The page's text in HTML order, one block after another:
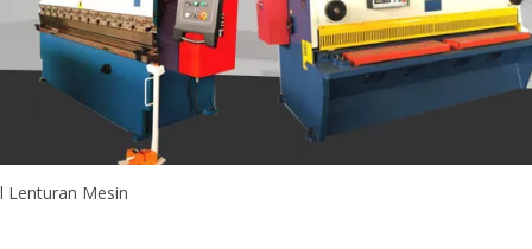
Lenturan Mesin